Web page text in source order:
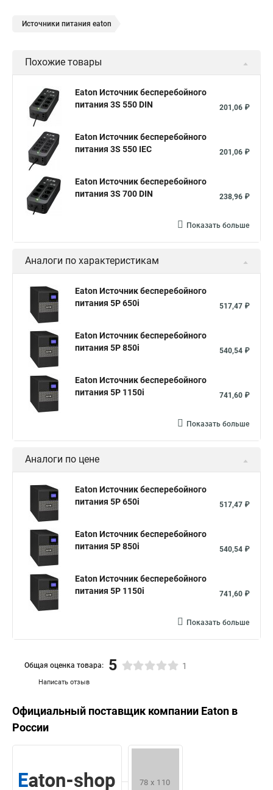
Источники питания eaton
Похожие товары
Eaton Источник бесперебойного
питания 3S 550 DIN
201,06 ₽
Eaton Источник бесперебойного
питания 3S 550 IEC
201,06 ₽
Eaton Источник бесперебойного
питания 3S 700 DIN
238,96 ₽
Показать больше
Аналоги по характеристикам
Eaton Источник бесперебойного
питания 5P 650i
517,47 ₽
Eaton Источник бесперебойного
питания 5P 850i
540,54 ₽
Eaton Источник бесперебойного
питания 5P 1150i
741,60 ₽
Показать больше
Аналоги по цене
Eaton Источник бесперебойного
питания 5P 650i
517,47 ₽
Eaton Источник бесперебойного
питания 5P 850i
540,54 ₽
Eaton Источник бесперебойного
питания 5P 1150i
741,60 ₽
Показать больше
Написать отзыв
Общая оценка товара: 5 1
Официальный поставщик компании Eaton в
России